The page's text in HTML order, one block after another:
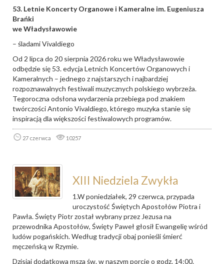
53. Letnie Koncerty Organowe i Kameralne im. Eugeniusza
Brańki
we Władysławowie
– śladami Vivaldiego
Od 2 lipca do 20 sierpnia 2026 roku we Władysławowie
odbędzie się 53. edycja Letnich Koncertów Organowych i
Kameralnych – jednego z najstarszych i najbardziej
rozpoznawalnych festiwali muzycznych polskiego wybrzeża.
Tegoroczna odsłona wydarzenia przebiega pod znakiem
twórczości Antonio Vivaldiego, którego muzyka stanie się
inspiracją dla większości festiwalowych programów.
27 czerwca 10257
XIII Niedziela Zwykła
1.W poniedziałek, 29 czerwca, przypada
uroczystość Świętych Apostołów Piotra i
Pawła. Święty Piotr został wybrany przez Jezusa na
przewodnika Apostołów, Święty Paweł głosił Ewangelię wśród
ludów pogańskich. Według tradycji obaj ponieśli śmierć
męczeńską w Rzymie.
Dzisiaj dodatkowa msza św. w naszym porcie o godz. 14:00.